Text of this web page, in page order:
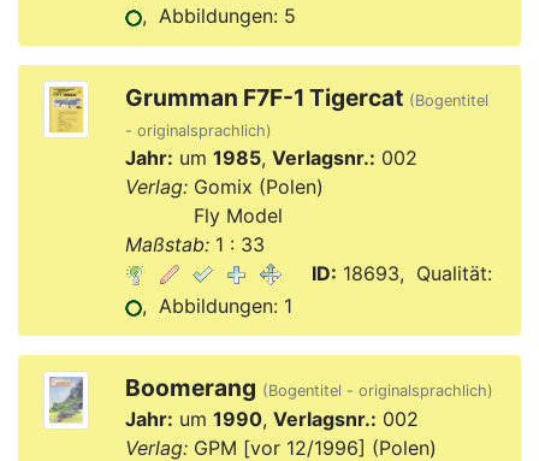
, Abbildungen: 5
Grumman F7F-1 Tigercat (Bogentitel
- originalsprachlich)
Jahr: um 1985, Verlagsnr.: 002
Verlag:Gomix (Polen)
Fly Model
Maßstab:1 : 33
ID: 18693, Qualität:
, Abbildungen: 1
Boomerang (Bogentitel - originalsprachlich)
Jahr: um 1990, Verlagsnr.: 002
Verlag:GPM [vor 12/1996] (Polen)